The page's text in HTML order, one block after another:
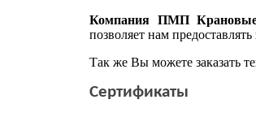
Компания ПМП
позволяет нам
Так же Вы можете заказать
Сертификаты